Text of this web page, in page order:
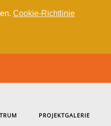
Cookie-Richtlinie
PROJEKTGALERIE